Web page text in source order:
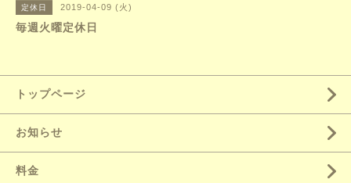
定休日 2019-04-09 (火)
毎週火曜定休日
トップページ
お知らせ
料金